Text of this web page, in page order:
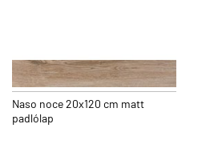
Naso noce 20x120 cm matt
padlólap